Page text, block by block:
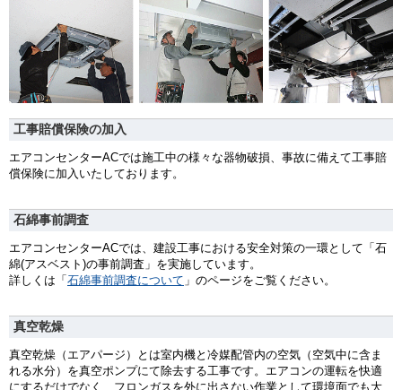
工事賠償保険の加入
エアコンセンターACでは施工中の様々な器物破損、事故に備えて工事賠
償保険に加入いたしております。
石綿事前調査
エアコンセンターACでは、建設工事における安全対策の一環として「石
綿(アスベスト)の事前調査」を実施しています。
詳しくは「 石綿事前調査について 」のページをご覧ください。
真空乾燥
真空乾燥（エアパージ）とは室内機と冷媒配管内の空気（空気中に含ま
れる水分）を真空ポンプにて除去する工事です。エアコンの運転を快適
にするだけでなく、フロンガスを外に出さない作業として環境面でも大